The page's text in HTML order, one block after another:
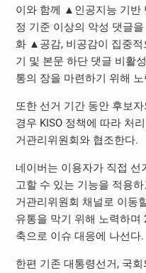
이와 함께 ▲인공지능 기반
정 기준 이상의 악성 댓글
화 ▲공감, 비공감이 집중적
기 및 본문 하단 댓글 비활
통의 장을 마련하기 위해
또한 선거 기간 동안 후보
경우 KISO 정책에 따라 처
거관리위원회와 협조한다.
네이버는 이용자가 직접 선
고할 수 있는 기능을 적용
거관리위원회 채널로 이동
유통을 막기 위해 노력하며
축으로 이슈 대응에 나선다.
한편 기존 대통령선거, 국